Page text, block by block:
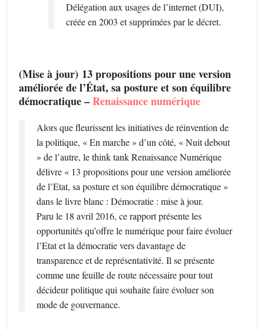
Délégation aux usages de l’internet (DUI),
créée en 2003 et supprimées par le décret.
(Mise à jour) 13 propositions pour une version
améliorée de l’État, sa posture et son équilibre
démocratique –Renaissance numérique
Alors que fleurissent les initiatives de réinvention de
la politique, « En marche » d’un côté, « Nuit debout
» de l’autre, le think tank Renaissance Numérique
délivre « 13 propositions pour une version améliorée
de l’Etat, sa posture et son équilibre démocratique »
dans le livre blanc : Démocratie : mise à jour.
Paru le 18 avril 2016, ce rapport présente les
opportunités qu’offre le numérique pour faire évoluer
l’Etat et la démocratie vers davantage de
transparence et de représentativité. Il se présente
comme une feuille de route nécessaire pour tout
décideur politique qui souhaite faire évoluer son
mode de gouvernance.